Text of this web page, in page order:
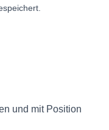
und mit Position